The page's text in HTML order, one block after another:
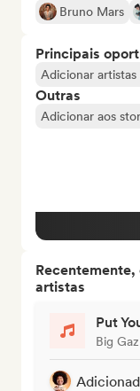
Bruno Mars
Principais
Adicionar
Outras
Adicionar aos
artistas
Put
Big Gaz